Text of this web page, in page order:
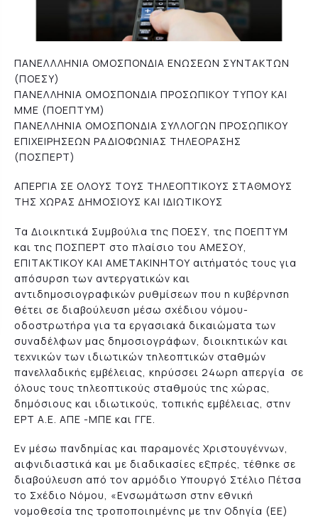
ΠΑΝΕΛΛΛΗΝΙΑ ΟΜΟΣΠΟΝΔΙΑ ΕΝΩΣΕΩΝ ΣΥΝΤΑΚΤΩΝ
(ΠΟΕΣΥ)
ΠΑΝΕΛΛΗΝΙΑ ΟΜΟΣΠΟΝΔΙΑ ΠΡΟΣΩΠΙΚΟΥ ΤΥΠΟΥ ΚΑΙ
ΜΜΕ (ΠΟΕΠΤΥΜ)
ΠΑΝΕΛΛΗΝΙΑ ΟΜΟΣΠΟΝΔΙΑ ΣΥΛΛΟΓΩΝ ΠΡΟΣΩΠΙΚΟΥ
ΕΠΙΧΕΙΡΗΣΕΩΝ ΡΑΔΙΟΦΩΝΙΑΣ ΤΗΛΕΟΡΑΣΗΣ
(ΠΟΣΠΕΡΤ)
ΑΠΕΡΓΙΑ ΣΕ ΟΛΟΥΣ ΤΟΥΣ ΤΗΛΕΟΠΤΙΚΟΥΣ ΣΤΑΘΜΟΥΣ
ΤΗΣ ΧΩΡΑΣ ΔΗΜΟΣΙΟΥΣ ΚΑΙ ΙΔΙΩΤΙΚΟΥΣ
Τα Διοικητικά Συμβούλια της ΠΟΕΣΥ, της ΠΟΕΠΤΥΜ
και της ΠΟΣΠΕΡΤ στο πλαίσιο του ΑΜΕΣΟΥ,
ΕΠΙΤΑΚΤΙΚΟΥ ΚΑΙ ΑΜΕΤΑΚΙΝΗΤΟΥ αιτήματός τους για
απόσυρση των αντεργατικών και
αντιδημοσιογραφικών ρυθμίσεων που η κυβέρνηση
θέτει σε διαβούλευση μέσω σχέδιου νόμου-
οδοστρωτήρα για τα εργασιακά δικαιώματα των
συναδέλφων μας δημοσιογράφων, διοικητικών και
τεχνικών των ιδιωτικών τηλεοπτικών σταθμών
πανελλαδικής εμβέλειας, κηρύσσει 24ωρη απεργία σε
όλους τους τηλεοπτικούς σταθμούς της χώρας,
δημόσιους και ιδιωτικούς, τοπικής εμβέλειας, στην
ΕΡΤ Α.Ε. ΑΠΕ -ΜΠΕ και ΓΓΕ.
Εν μέσω πανδημίας και παραμονές Χριστουγέννων,
αιφνιδιαστικά και με διαδικασίες εξπρές, τέθηκε σε
διαβούλευση από τον αρμόδιο Υπουργό Στέλιο Πέτσα
το Σχέδιο Νόμου, «Ενσωμάτωση στην εθνική
νομοθεσία της τροποποιημένης με την Οδηγία (ΕΕ)